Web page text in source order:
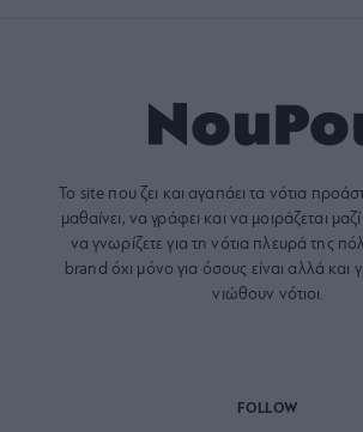
Το site που ζει και αγαπάει τα νότια
μαθαίνει, να γράφει και να μοιράζεται
να γνωρίζετε για τη νότια πλευρά της
brand όχι μόνο για όσους είναι αλλά και
νιώθουν νότιοι.
FOLLOW